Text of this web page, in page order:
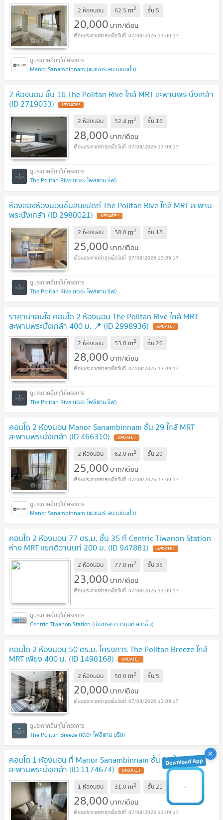
2 ห้องนอน 62.5 m2 ชั้น 5
20,000 บาท/เดือน
07/08/2026 13:09:17
Manor Sanambinnam (แมเนอร์ สนามบินน้ำ)
2 ห้องนอน ชั้น 16 The Politan Rive ใกล้ MRT สะพานพระนั่งเกล้า
(ID 2719033)
2 ห้องนอน 52.4 m2 ชั้น 16
28,000 บาท/เดือน
07/08/2026 13:09:17
The Politan Rive (เดอะ โพลิแทน รีฟ)
ห้องสองห้องนอนชั้นสิบแปดที่ The Politan Rive ใกล้ MRT สะพาน
พระนั่งเกล้า (ID 2980021)
2 ห้องนอน 50.0 m2 ชั้น 18
25,000 บาท/เดือน
07/08/2026 13:09:17
The Politan Rive (เดอะ โพลิแทน รีฟ)
ราคาน่าสนใจ คอนโด 2 ห้องนอน The Politan Rive ใกล้ MRT
สะพานพระนั่งเกล้า 400 ม. 📍 (ID 2998936)
2 ห้องนอน 53.0 m2 ชั้น26
28,000 บาท/เดือน
07/08/2026 13:09:17
The Politan Rive (เดอะ โพลิแทน รีฟ)
คอนโด 2 ห้องนอน Manor Sanambinnam ชั้น 29 ใกล้ MRT
สะพานพระนั่งเกล้า (ID 466310)
2 ห้องนอน 62.0 m2 ชั้น29
25,000 บาท/เดือน
07/08/2026 13:09:17
Manor Sanambinnam (แมเนอร์ สนามบินน้ำ)
คอนโด 2 ห้องนอน 77 ตร.ม. ชั้น 35 ที่ Centric Tiwanon Station
ห่าง MRT แยกติวานนท์ 200 ม. (ID 947881)
2 ห้องนอน 77.0 m2 ชั้น 35
23,000 บาท/เดือน
07/08/2026 13:09:17
Centric Tiwanon Station (เซ็นทริค ติวานนท์ สเตชั่น)
คอนโด 2 ห้องนอน 50 ตร.ม. โครงการ The Politan Breeze ใกล้
MRT เพียง 400 ม. (ID 1498168)
2 ห้องนอน 50.0 m2 ชั้น 5
20,000 บาท/เดือน
07/08/2026 13:09:17
The Politan Breeze (เดอะ โพลิแทน บรีซ)
คอนโด 1 ห้องนอน ที่ Manor Sanambinnam ชั้น 21 ใกล้ MRT
สะพานพระนั่งเกล้า (ID 1174674)
1 ห้องนอน 31.0 m2 ชั้น21
28,000 บาท/เดือน
07/08/2026 13:09:17